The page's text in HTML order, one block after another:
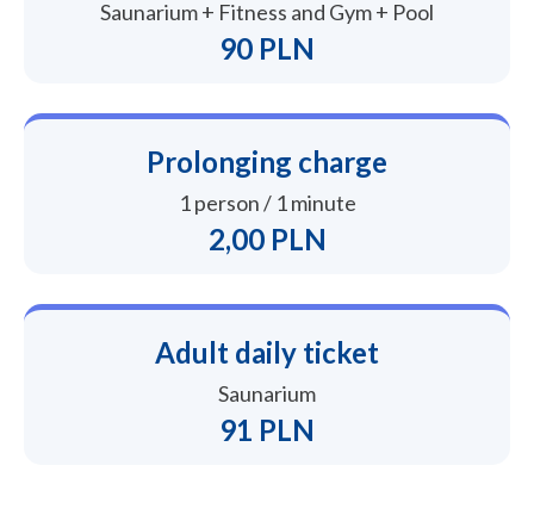
Saunarium + Fitness and Gym + Pool
90 PLN
Prolonging charge
1 person / 1 minute
2,00 PLN
Adult daily ticket
Saunarium
91 PLN